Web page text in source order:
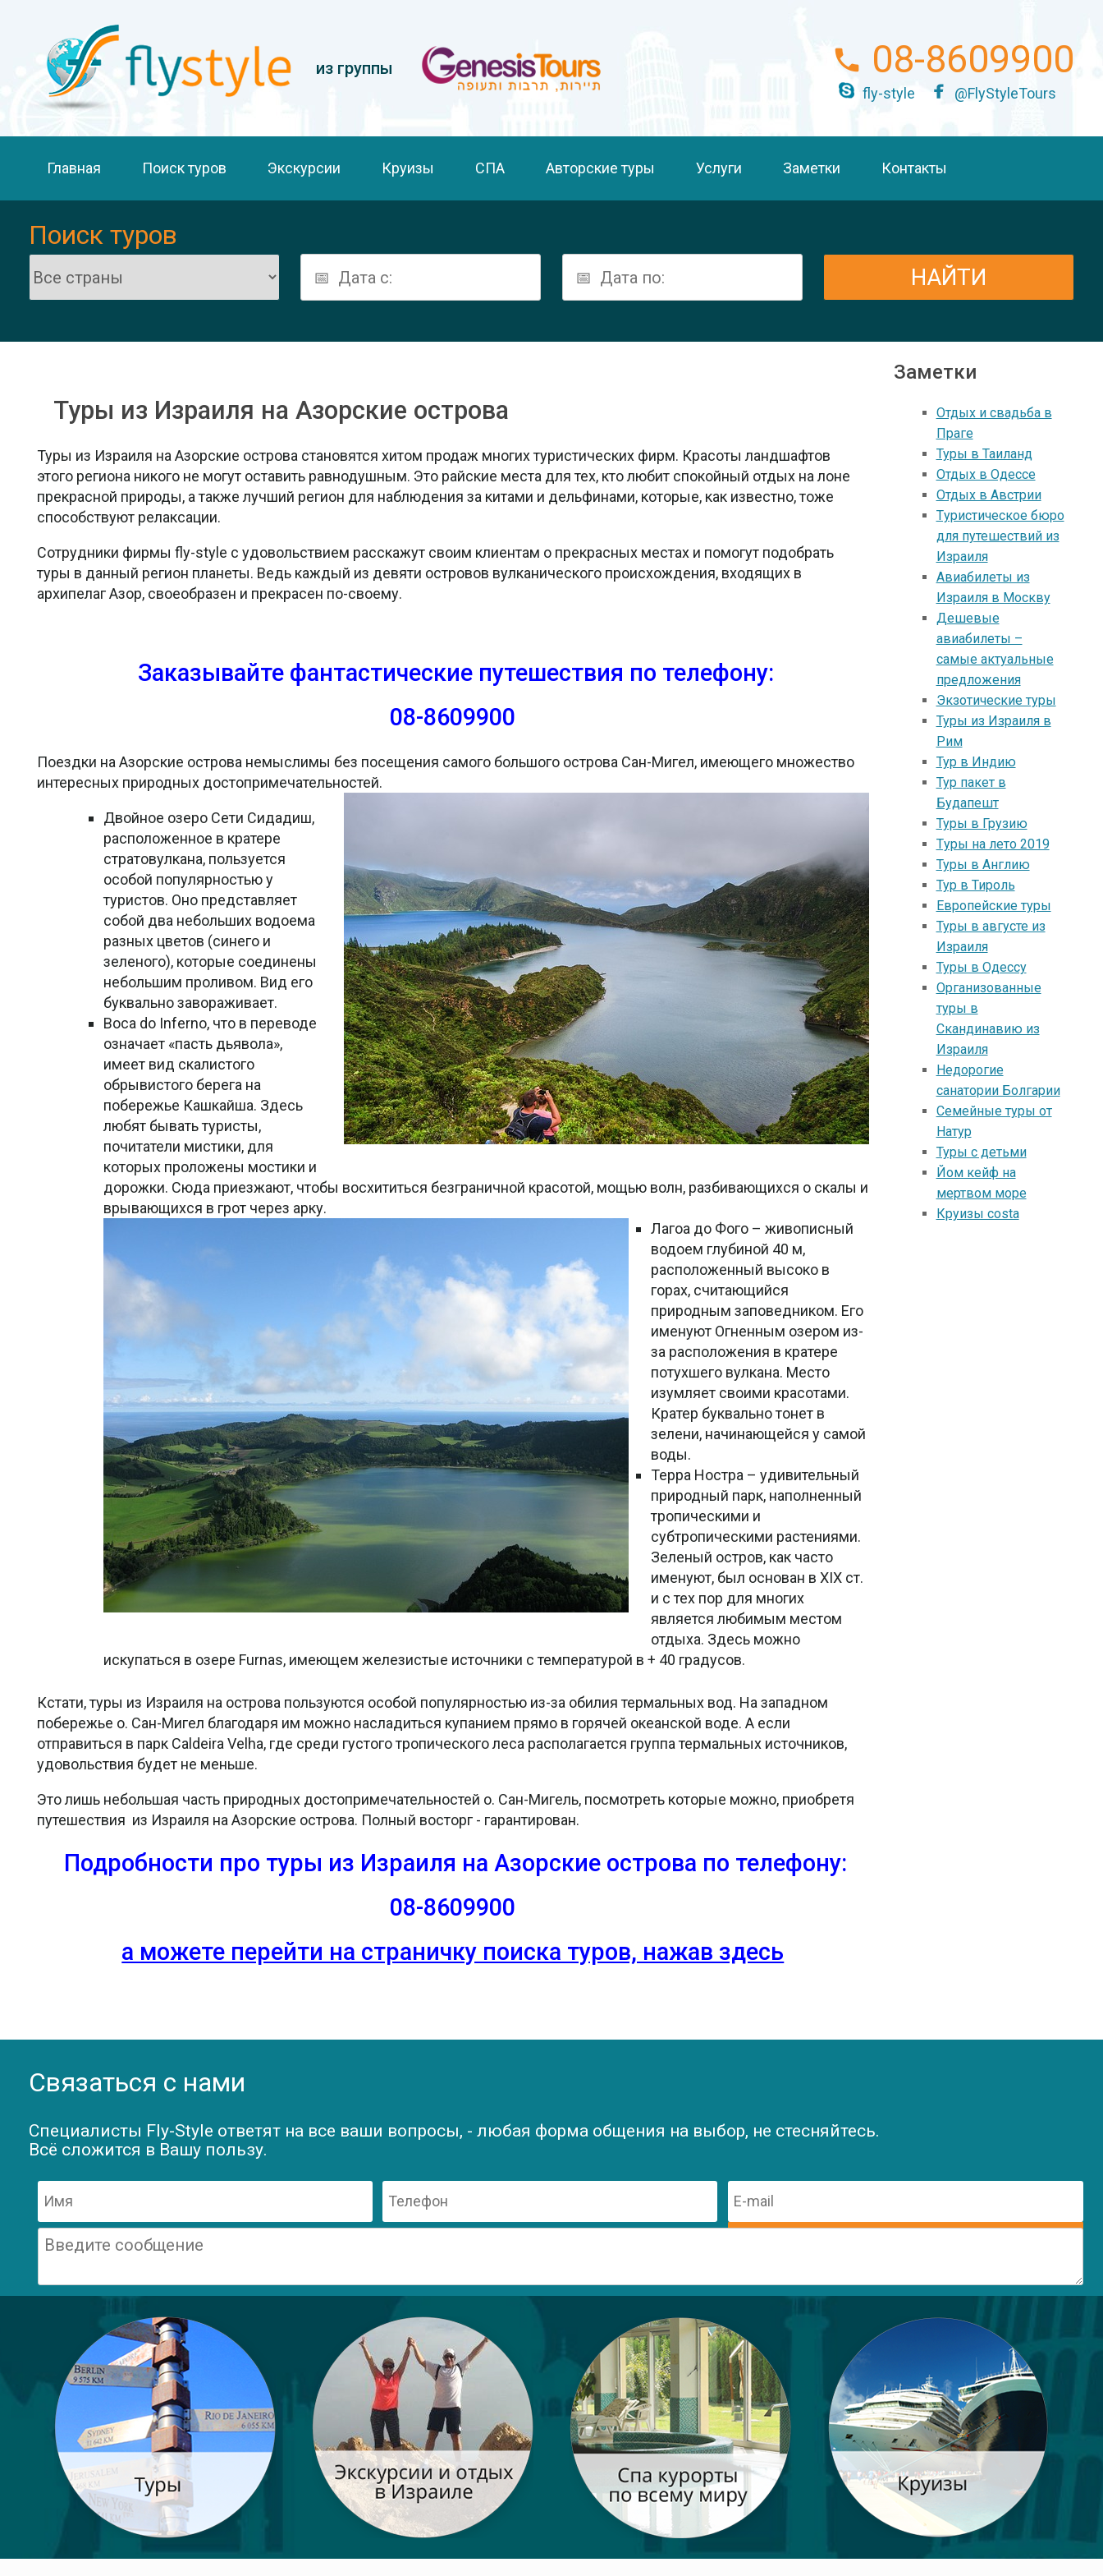
из группы 08-8609900
fly-style @FlyStyleTours
Главная Поиск туров Экскурсии Круизы СПА Авторские туры Услуги Заметки Контакты
Поиск туров
Туры из Израиля на Азорские острова
Туры из Израиля на Азорские острова становятся хитом продаж многих туристических фирм. Красоты ландшафтов
этого региона никого не могут оставить равнодушным. Это райские места для тех, кто любит спокойный отдых на лоне
прекрасной природы, а также лучший регион для наблюдения за китами и дельфинами, которые, как известно, тоже
способствуют релаксации.
Сотрудники фирмы fly-style с удовольствием расскажут своим клиентам о прекрасных местах и помогут подобрать
туры в данный регион планеты. Ведь каждый из девяти островов вулканического происхождения, входящих в
архипелаг Азор, своеобразен и прекрасен по-своему.
Заказывайте фантастические путешествия по телефону:
08-8609900
Поездки на Азорские острова немыслимы без посещения самого большого острова Сан-Мигел, имеющего множество
интересных природных достопримечательностей.
Двойное озеро Сети Сидадиш,
расположенное в кратере
стратовулкана, пользуется
особой популярностью у
туристов. Оно представляет
собой два небольших водоема
разных цветов (синего и
зеленого), которые соединены
небольшим проливом. Вид его
буквально завораживает.
Boca do Inferno, что в переводе
означает «пасть дьявола»,
имеет вид скалистого
обрывистого берега на
побережье Кашкайша. Здесь
любят бывать туристы,
почитатели мистики, для
которых проложены мостики и
дорожки. Сюда приезжают, чтобы восхититься безграничной красотой, мощью волн, разбивающихся о скалы и
врывающихся в грот через арку.
Лагоа до Фого – живописный
водоем глубиной 40 м,
расположенный высоко в
горах, считающийся
природным заповедником. Его
именуют Огненным озером из-
за расположения в кратере
потухшего вулкана. Место
изумляет своими красотами.
Кратер буквально тонет в
зелени, начинающейся у самой
воды.
Терра Ностра – удивительный
природный парк, наполненный
тропическими и
субтропическими растениями.
Зеленый остров, как часто
именуют, был основан в XIX ст.
и с тех пор для многих
является любимым местом
отдыха. Здесь можно
искупаться в озере Furnas, имеющем железистые источники с температурой в + 40 градусов.
Кстати, туры из Израиля на острова пользуются особой популярностью из-за обилия термальных вод. На западном
побережье о. Сан-Мигел благодаря им можно насладиться купанием прямо в горячей океанской воде. А если
отправиться в парк Caldeira Velha, где среди густого тропического леса располагается группа термальных источников,
удовольствия будет не меньше.
Это лишь небольшая часть природных достопримечательностей о. Сан-Мигель, посмотреть которые можно, приобретя
путешествия из Израиля на Азорские острова. Полный восторг - гарантирован.
Подробности про туры из Израиля на Азорские острова по телефону:
08-8609900
а можете перейти на страничку поиска туров, нажав здесь
Заметки
Отдых и свадьба в
Праге
Туры в Таиланд
Отдых в Oдессе
Oтдых в Австрии
Tуристическое бюро
для путешествий из
Израиля
Авиабилеты из
Израиля в Москву
Дешевые
авиабилеты –
самые актуальные
предложения
Экзотические туры
Туры из Израиля в
Рим
Тур в Индию
Тур пакет в
Будапешт
Туры в Грузию
Tуры на лето 2019
Туры в Англию
Тур в Тироль
Европейские туры
Туры в августе из
Израиля
Туры в Одессу
Организованные
туры в
Скандинавию из
Израиля
Недорогие
санатории Болгарии
Семейные туры от
Натур
Туры с детьми
Йом кейф на
мертвом море
Круизы costa
Связаться с нами
Специалисты Fly-Style ответят на все ваши вопросы, - любая форма общения на выбор, не стесняйтесь.
Всё сложится в Вашу пользу.